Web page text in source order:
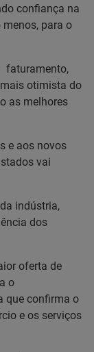
confiança na
para o
faturamento,
otimista do
as melhores
e aos novos
vai
indústria,
dos
oferta de
o
que confirma o
e os serviços